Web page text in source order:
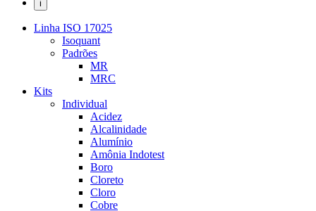
Linha ISO 17025
Isoquant
Padrões
MR
MRC
Kits
Individual
Acidez
Alcalinidade
Alumínio
Amônia Indotest
Boro
Cloreto
Cloro
Cobre